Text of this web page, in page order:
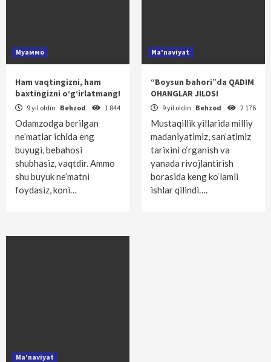
Муаммо
Ham vaqtingizni, ham
baxtingizni o‘g‘irlatmang!
9 yil oldin Behzod 1 844
Odamzodga berilgan
ne’matlar ichida eng
buyugi, bebahosi
shubhasiz, vaqtdir. Ammo
shu buyuk ne’matni
foydasiz, koni…
Ma'naviyat
“Boysun bahori”da QADIM
OHANGLAR JILOSI
9 yil oldin Behzod 2 176
Mustaqillik yillarida milliy
madaniyatimiz, san’atimiz
tarixini o‘rganish va
yanada rivojlantirish
borasida keng ko‘lamli
ishlar qilindi….
Ma'naviyat